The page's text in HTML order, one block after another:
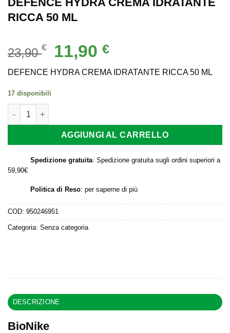
RICCA 50 ML
23,90€
Il
prezzo
originale
11,90€Il
attuale
DEFENCE HYDRA CREMA IDRATANTE RICCA 50 ML
17 disponibili
DEFENCE HYDRA CREMA IDRATANTE RICCA 50 ML quantità
AGGIUNGI AL CARRELLO
Spedizione gratuita: Spedizione gratuita sugli ordini superiori a
59,90€
Politica di Reso: per saperne di più
COD: 950246951
Categoria: Senza categoria
DESCRIZIONE
BioNike